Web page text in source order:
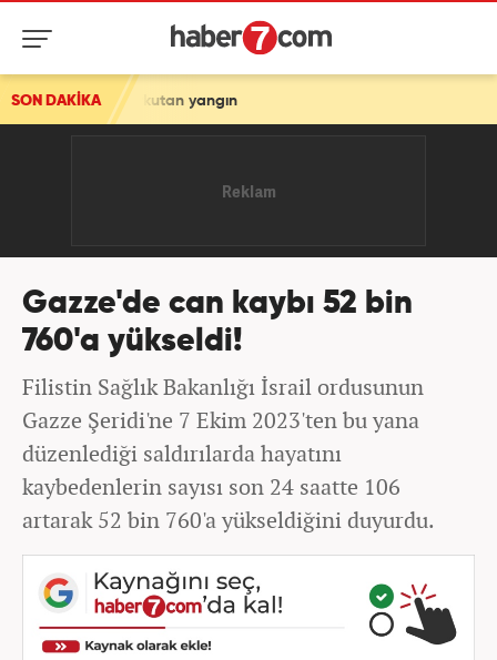
SON DAKİKA
korkutan yangın
Gazze'de can kaybı 52 bin
760'a yükseldi!
Filistin Sağlık Bakanlığı İsrail ordusunun
Gazze Şeridi'ne 7 Ekim 2023'ten bu yana
düzenlediği saldırılarda hayatını
kaybedenlerin sayısı son 24 saatte 106
artarak 52 bin 760'a yükseldiğini duyurdu.